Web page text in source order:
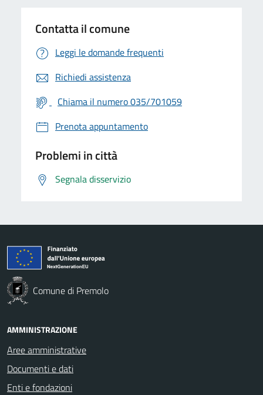
Contatta il comune
Leggi le domande frequenti
Richiedi assistenza
Chiama il numero 035/701059
Prenota appuntamento
Problemi in città
Segnala disservizio
Comune di Premolo
AMMINISTRAZIONE
Aree amministrative
Documenti e dati
Enti e fondazioni